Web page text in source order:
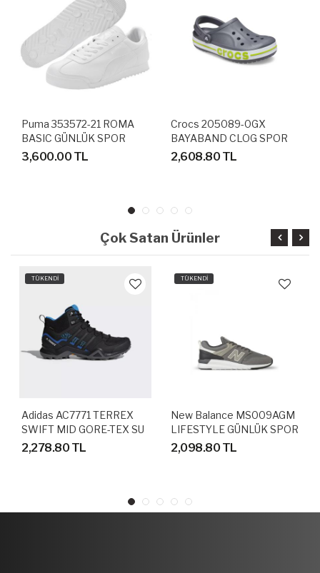
Puma 353572-21 ROMA
BASIC GÜNLÜK SPOR
AYAKKABI
3,600.00 TL
Crocs 205089-0GX
BAYABAND CLOG SPOR
TERLİK SANDALET
2,608.80 TL
Çok Satan Ürünler
TÜKENDİ
Adidas AC7771 TERREX
SWIFT MID GORE-TEX SU
GEÇİRMEZ OUTDOOR
AYAKKABI
2,278.80 TL
TÜKENDİ
New Balance MS009AGM
LIFESTYLE GÜNLÜK SPOR
AYAKKABI
2,098.80 TL